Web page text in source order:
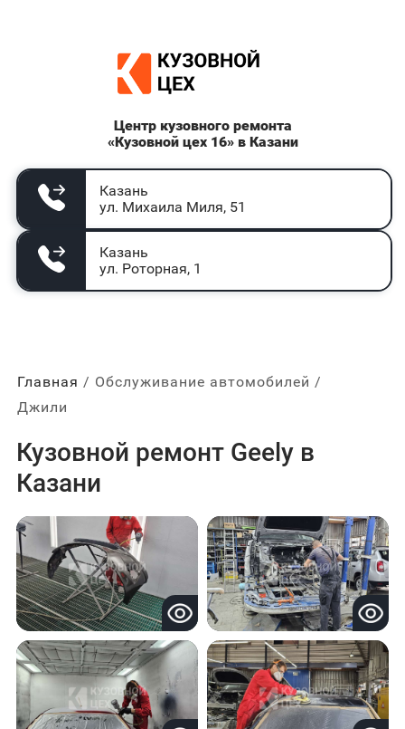
Центр кузовного ремонта
«Кузовной цех 16» в Казани
Казань
ул. Михаила Миля, 51
Казань
ул. Роторная, 1
Главная
Обслуживание автомобилей
Джили
Кузовной ремонт Geely в
Казани